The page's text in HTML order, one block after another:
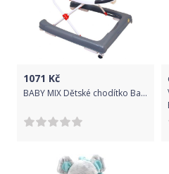
1071 Kč
BABY MIX Dětské chodítko Baby Mix 2v1 červené